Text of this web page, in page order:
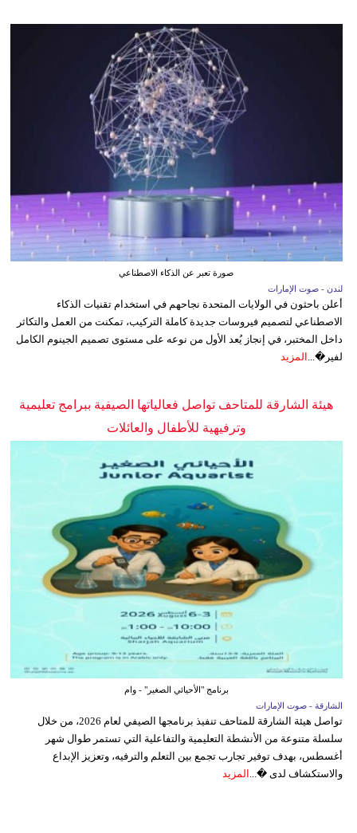
صورة تعبر عن الذكاء الاصطناعي
لندن - صوت الإمارات
أعلن باحثون في الولايات المتحدة نجاحهم في استخدام تقنيات الذكاء
الاصطناعي لتصميم فيروسات جديدة كاملة التركيب، تمكنت من العمل والتكاثر
داخل المختبر، في إنجاز يُعد الأول من نوعه على مستوى تصميم الجينوم الكامل
لفير�...
المزيد
هيئة الشارقة للمتاحف تواصل فعالياتها الصيفية ببرامج تعليمية
وترفيهية للأطفال والعائلات
برنامج "الأحيائي الصغير" - وام
الشارقة - صوت الإمارات
تواصل هيئة الشارقة للمتاحف تنفيذ برنامجها الصيفي لعام 2026، من خلال
سلسلة متنوعة من الأنشطة التعليمية والتفاعلية التي تستمر طوال شهر
أغسطس، بهدف توفير تجارب تجمع بين التعلم والترفيه، وتعزيز الإبداع
والاستكشاف لدى �... المزيد